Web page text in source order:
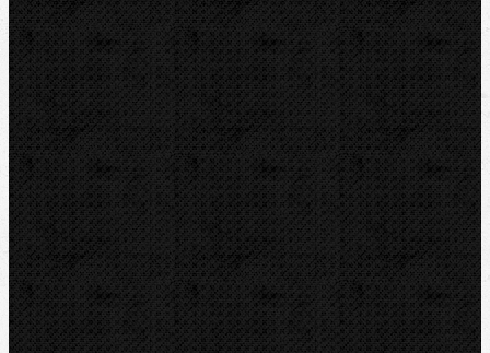
Úkosovače
Hasáky, kleště, klíče
Hasáky
Hasáky kloubové
Hasáky řetězové
Hasáky páskové(kurtové)
Hasáky speciální
Klíče
Kleště